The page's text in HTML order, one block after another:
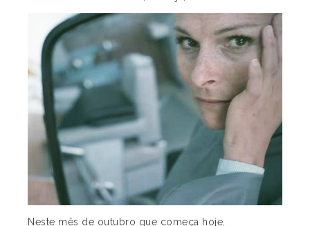
Neste mês de outubro que começa hoje,